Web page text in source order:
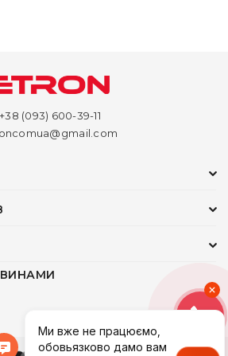
+38 (093) 600-39-11